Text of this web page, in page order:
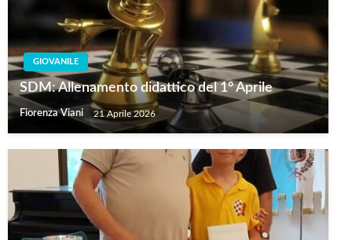
GIOVANILE
SDM: Allenamento didattico del 1° Aprile
Fiorenza Viani 21 Aprile 2026